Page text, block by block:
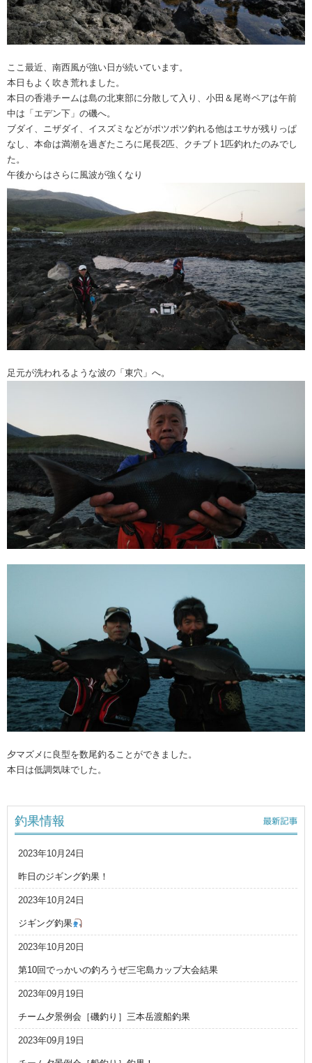
ここ最近、南西風が強い日が続いています。
本日もよく吹き荒れました。
本日の香港チームは島の北東部に分散して入り、小田＆尾嵜ペアは午前
中は「エデン下」の磯へ。
ブダイ、ニザダイ、イスズミなどがポツポツ釣れる他はエサが残りっぱ
なし、本命は満潮を過ぎたころに尾長2匹、クチブト1匹釣れたのみでし
た。
午後からはさらに風波が強くなり
足元が洗われるような波の「東穴」へ。
夕マズメに良型を数尾釣ることができました。
本日は低調気味でした。
釣果情報
2023年10月24日
昨日のジギング釣果！
2023年10月24日
ジギング釣果
2023年10月20日
第10回でっかいの釣ろうぜ三宅島カップ大会結果
2023年09月19日
チーム夕景例会［磯釣り］三本岳渡船釣果
2023年09月19日